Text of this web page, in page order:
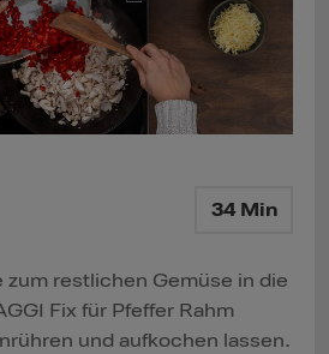
34 Min
zum restlichen Gemüse in die
Fix für Pfeffer Rahm
und aufkochen lassen.